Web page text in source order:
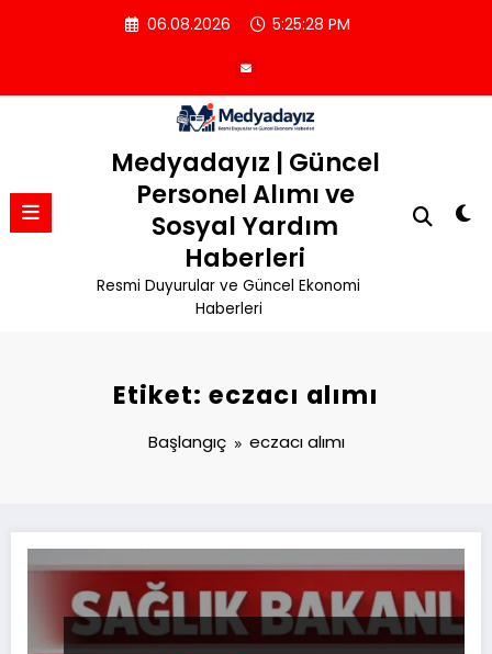
06.08.2026 5:25:29 PM
Medyadayız | Güncel
Personel Alımı ve
Sosyal Yardım
Haberleri
Resmi Duyurular ve Güncel Ekonomi
Haberleri
Etiket: eczacı alımı
Başlangıç eczacı alımı